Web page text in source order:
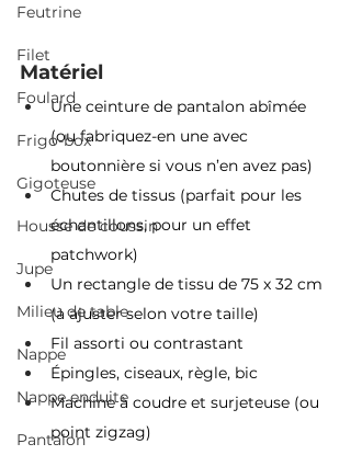
Feutrine
Filet
Foulard
Frigo-box
Gigoteuse
Housse de coussin
Jupe
Milieu de table
Nappe
Nappe enduite
Pantalon
Matériel
Une ceinture de pantalon abîmée
(ou fabriquez-en une avec
boutonnière si vous n’en avez pas)
Chutes de tissus (parfait pour les
échantillons, pour un effet
patchwork)
Un rectangle de tissu de 75 x 32 cm
(à ajuster selon votre taille)
Fil assorti ou contrastant
Épingles, ciseaux, règle, bic
Machine à coudre et surjeteuse (ou
point zigzag)